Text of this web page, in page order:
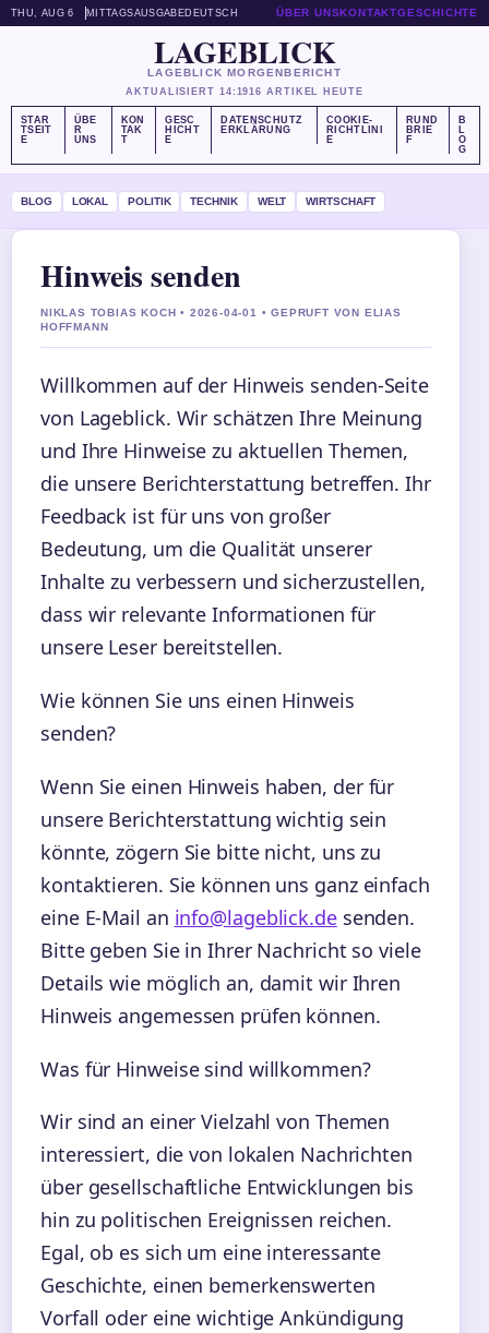
THU, AUG 6 MITTAGSAUSGABEDEUTSCH ÜBER UNSKONTAKTGESCHICHTE
LAGEBLICK
LAGEBLICK MORGENBERICHT
AKTUALISIERT 14:1916 ARTIKEL HEUTE
STAR
TSEIT
E
ÜBE
R
UNS
KON
TAK
T
GESC
HICHT
E
DATENSCHUTZ
ERKLÄRUNG
COOKIE-
RICHTLINI
E
RUND
BRIE
F
B
L
O
G
BLOG LOKAL POLITIK TECHNIK WELT WIRTSCHAFT
Hinweis senden
NIKLAS TOBIAS KOCH • 2026-04-01 • GEPRUFT VON ELIAS
HOFFMANN
Willkommen auf der Hinweis senden-Seite
von Lageblick. Wir schätzen Ihre Meinung
und Ihre Hinweise zu aktuellen Themen,
die unsere Berichterstattung betreffen. Ihr
Feedback ist für uns von großer
Bedeutung, um die Qualität unserer
Inhalte zu verbessern und sicherzustellen,
dass wir relevante Informationen für
unsere Leser bereitstellen.
Wie können Sie uns einen Hinweis
senden?
Wenn Sie einen Hinweis haben, der für
unsere Berichterstattung wichtig sein
könnte, zögern Sie bitte nicht, uns zu
kontaktieren. Sie können uns ganz einfach
eine E-Mail an info@lageblick.desenden.
Bitte geben Sie in Ihrer Nachricht so viele
Details wie möglich an, damit wir Ihren
Hinweis angemessen prüfen können.
Was für Hinweise sind willkommen?
Wir sind an einer Vielzahl von Themen
interessiert, die von lokalen Nachrichten
über gesellschaftliche Entwicklungen bis
hin zu politischen Ereignissen reichen.
Egal, ob es sich um eine interessante
Geschichte, einen bemerkenswerten
Vorfall oder eine wichtige Ankündigung